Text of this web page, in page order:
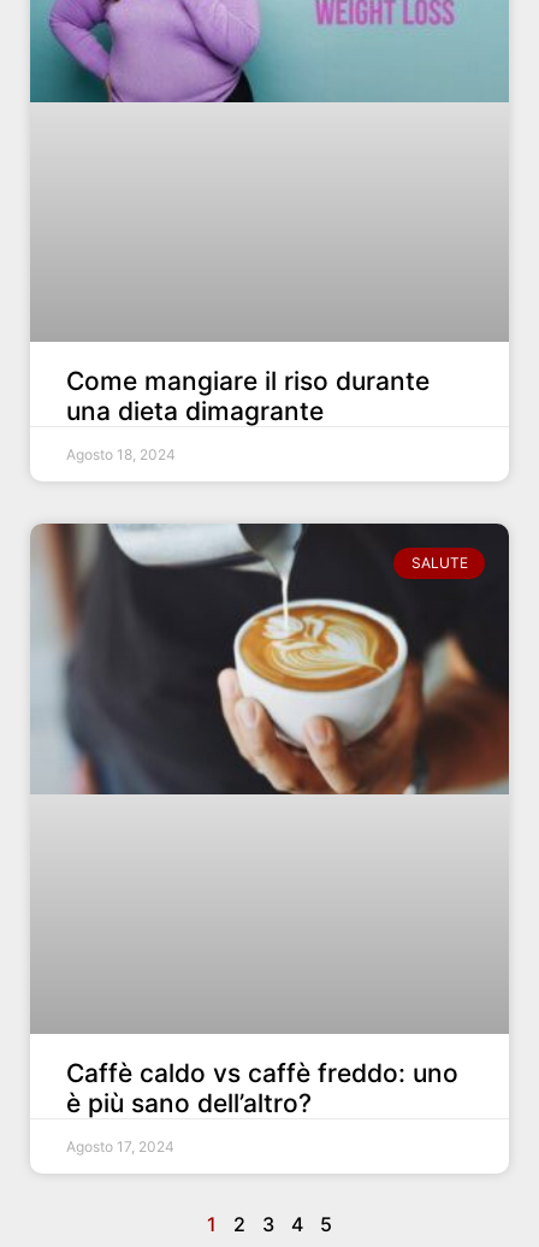
Come mangiare il riso durante
una dieta dimagrante
Agosto 18, 2024
SALUTE
Caffè caldo vs caffè freddo: uno
è più sano dell’altro?
Agosto 17, 2024
1 2 3 4 5